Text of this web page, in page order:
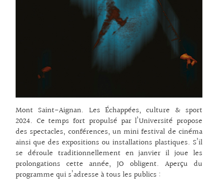
Mont Saint-Aignan. Les Échappées, culture & sport
2024. Ce temps fort propulsé par l’Université propose
des spectacles, conférences, un mini festival de cinéma
ainsi que des expositions ou installations plastiques. S’il
se déroule traditionnellement en janvier il joue les
prolongations cette année, JO obligent. Aperçu du
programme qui s’adresse à tous les publics :